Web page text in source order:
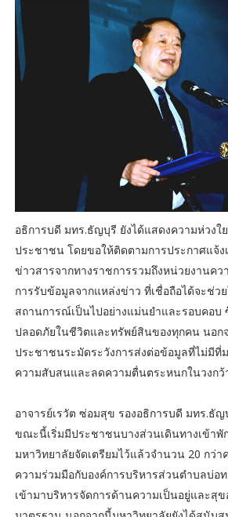
อธิการบดี มทร.ธัญบุรี ยังได้แสดงความห่วงใ
ประชาชน โดยขอให้ติดตามการประกาศแจ้
ข่าวสารจากทางราชการรวมถึงหน่วยงานค
การรับข้อมูลจากแหล่งข่าว ที่เชื่อถือได้จะช่ว
สถานการณ์เป็นไปอย่างแม่นยำและรอบคอบ
ปลอดภัยในชีวิตและทรัพย์สินของทุกคน นอก
ประชาชนระมัดระวังการส่งต่อข้อมูลที่ไม่มีที่
ความสับสนและลดความตื่นตระหนกในวงกว้
อาจารย์เรวัต ซ่อมสุข รองอธิการบดี มทร.ธัญ
ขณะนี้เริ่มมีประชาชนบางส่วนเดินทางเข้า
มหาวิทยาลัยจัดเตรียมไว้แล้วจำนวน 20 กว่
ความร่วมมือกับองค์การบริหารส่วนตำบลบ่อท
เข้ามาบริหารจัดการด้านความเป็นอยู่และสุ